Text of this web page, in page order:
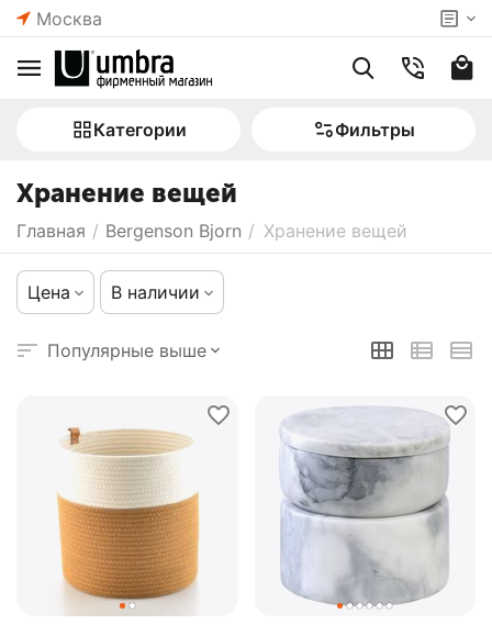
Москва
Категории Фильтры
Хранение вещей
Главная / Bergenson Bjorn / Хранение вещей
Цена В наличии
Популярные выше